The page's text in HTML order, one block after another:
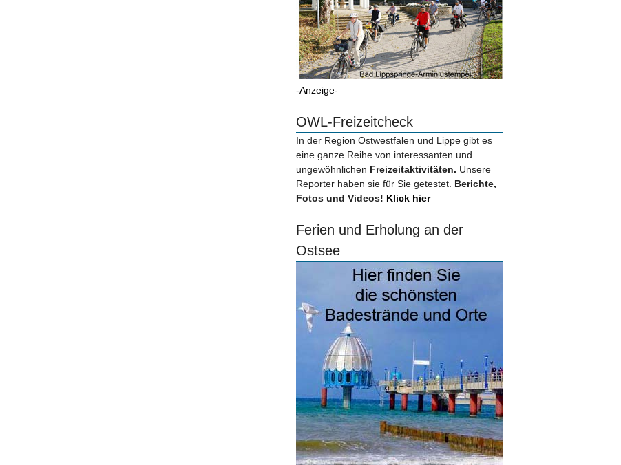
-Anzeige-
OWL-Freizeitcheck
In der Region Ostwestfalen und Lippe gibt es
eine ganze Reihe von interessanten und
ungewöhnlichen Freizeitaktivitäten. Unsere
Reporter haben sie für Sie getestet. Berichte,
Fotos und Videos! Klick hier
Ferien und Erholung an der
Ostsee